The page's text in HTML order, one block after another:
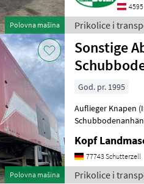
Polovna mašina Prikolice i
Polovna mašina
Sonstige
God. pr. 1995
Auflieger Knapen (Int. Nr. 14826)
Kopf
77743 Schutterzell
Prikolice i